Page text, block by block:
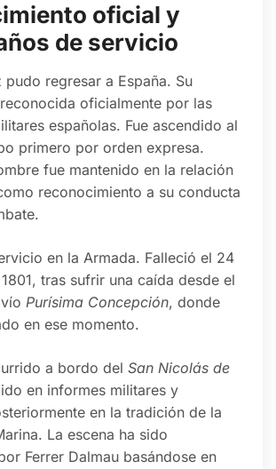
oficial y
de servicio
pudo regresar a España. Su
oficialmente por las
españolas. Fue ascendido al
primero por orden expresa.
fue mantenido en la relación
reconocimiento a su conducta
en la Armada. Falleció el 24
tras sufrir una caída desde el
Purísima Concepción, donde
en ese momento.
a bordo del San Nicolás de
en informes militares y
en la tradición de la
La escena ha sido
Ferrer Dalmau basándose en